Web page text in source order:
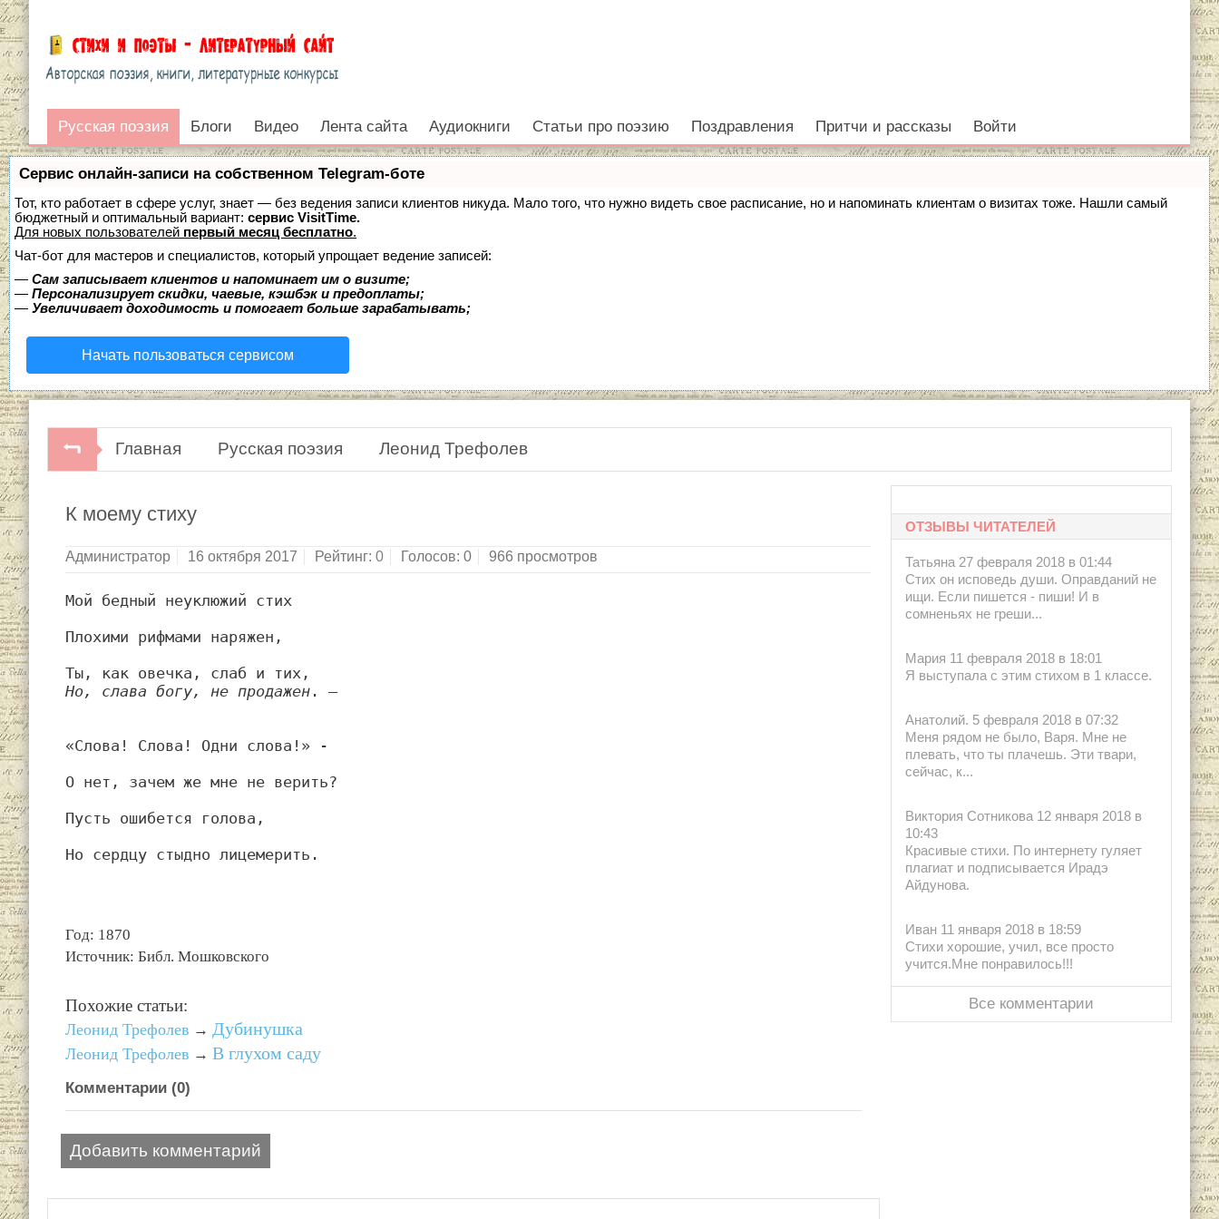
Русская поэзия
Войти
Русская поэзия Блоги Видео Лента сайта Аудиокниги Статьи про поэзию Поздравления Притчи и рассказы Войти
Сервис онлайн-записи на собственном Telegram-боте
Тот, кто работает в сфере услуг, знает — без ведения записи клиентов никуда. Мало того, что нужно видеть свое расписание, но и напоминать клиентам о визитах тоже. Нашли самый
бюджетный и оптимальный вариант: сервис VisitTime.
Для новых пользователей первый месяц бесплатно.
Чат-бот для мастеров и специалистов, который упрощает ведение записей:
— Сам записывает клиентов и напоминает им о визите;
— Персонализирует скидки, чаевые, кэшбэк и предоплаты;
— Увеличивает доходимость и помогает больше зарабатывать;
Начать пользоваться сервисом
Главная Русская поэзия Леонид Трефолев
К моему стиху
Администратор 16 октября 2017 Рейтинг: 0 Голосов: 0 966 просмотров
Мой бедный неуклюжий стих
Плохими рифмами наряжен,
Ты, как овечка, слаб и тих,
Но, слава богу, не продажен . —
«Слова! Слова! Одни слова!» -
О нет, зачем же мне не верить?
Пусть ошибется голова,
Но сердцу стыдно лицемерить.
Год: 1870
Источник: Библ. Мошковского
Похожие статьи:
Леонид Трефолев → Дубинушка
Леонид Трефолев → В глухом саду
Комментарии (0)
Добавить комментарий
ОТЗЫВЫ ЧИТАТЕЛЕЙ
Татьяна 27 февраля 2018 в 01:44
Стих он исповедь души. Оправданий не
ищи. Если пишется - пиши! И в
сомненьях не греши...
Мария 11 февраля 2018 в 18:01
Я выступала с этим стихом в 1 классе.
Анатолий. 5 февраля 2018 в 07:32
Меня рядом не было, Варя. Мне не
плевать, что ты плачешь. Эти твари,
сейчас, к...
Виктория Сотникова 12 января 2018 в
10:43
Красивые стихи. По интернету гуляет
плагиат и подписывается Ирадэ
Айдунова.
Иван 11 января 2018 в 18:59
Стихи хорошие, учил, все просто
учится.Мне понравилось!!!
Все комментарии